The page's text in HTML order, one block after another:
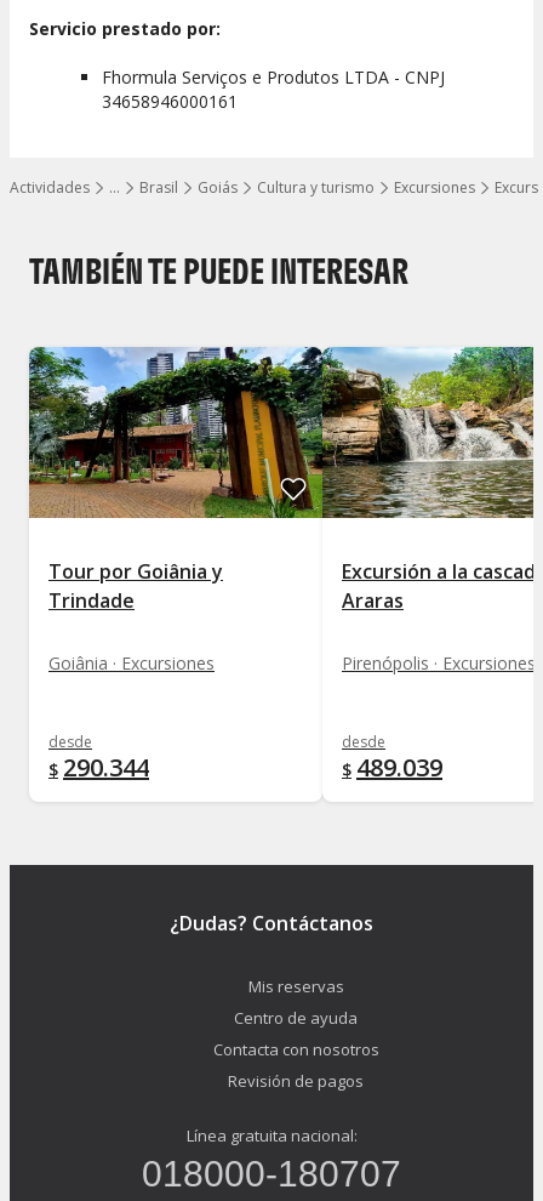
…
Mostrar todos los niveles
Actividades Brasil Goiás Cultura y turismo Excursiones
Servicio prestado por:
Fhormula Serviços e Produtos LTDA - CNPJ
34658946000161
TAMBIÉN TE PUEDE INTERESAR
Tour por Goiânia y
Trindade
Goiânia · Excursiones
desde
$ 290.344
Excursión a la
Araras
Pirenópolis · Excursiones
desde
$ 489.039
¿Dudas? Contáctanos
Mis reservas
Centro de ayuda
Contacta con nosotros
Revisión de pagos
Línea gratuita nacional:
018000-180707